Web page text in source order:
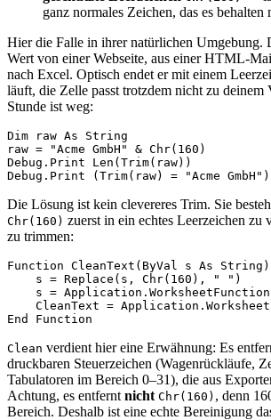
ganz normales Zeichen, das es behalten
Hier die Falle in ihrer natürlichen Umgebung.
Wert von einer Webseite, aus einer HTML-
nach Excel. Optisch endet er mit einem
läuft, die Zelle passt trotzdem nicht zu deinem
Stunde ist weg:
Dim raw As String
raw = "Acme GmbH" & Chr(160)
Debug.Print Len(Trim(raw))
Die Lösung ist kein clevereres Trim. Sie
Chr(160) zuerst in ein echtes Leerzeichen zu
zu trimmen:
Function CleanText(ByVal s As
s = Replace(s, Chr(160), " ")
s =
CleanText =
Clean verdient hier eine Erwähnung: Es
druckbaren Steuerzeichen (Wagenrückläufe,
Tabulatoren im Bereich 0–31), die aus
Achtung, es entfernt nicht Chr(160) , denn
Bereich. Deshalb ist eine echte Bereinigung